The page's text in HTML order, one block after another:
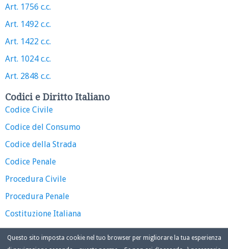
Art. 1756 c.c.
Art. 1492 c.c.
Art. 1422 c.c.
Art. 1024 c.c.
Art. 2848 c.c.
Codici e Diritto Italiano
Codice Civile
Codice del Consumo
Codice della Strada
Codice Penale
Procedura Civile
Procedura Penale
Costituzione Italiana
Questo sito imposta cookie nel tuo browser per migliorare la tua esperienza